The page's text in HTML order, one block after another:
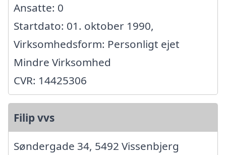
Ansatte: 0
Startdato: 01. oktober 1990,
Virksomhedsform: Personligt ejet
Mindre Virksomhed
CVR: 14425306
Filip vvs
Søndergade 34, 5492 Vissenbjerg